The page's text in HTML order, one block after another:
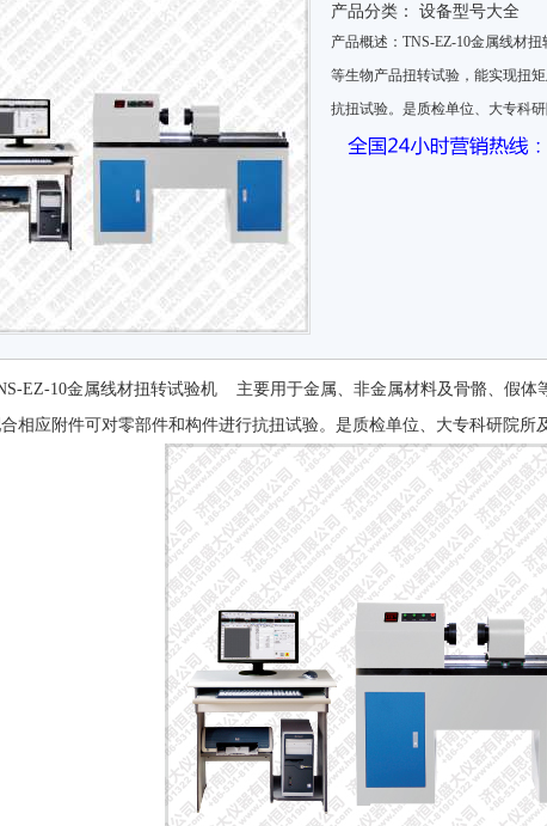
产品分类： 设备型号大全
产品概述：TNS-EZ-10金属线材
等生物产品扭转试验，能实现扭
抗扭试验。是质检单位、大专科
EZ-10金属线材扭转试验机 主要用于金属、非金属材料及骨骼、假体
相应附件可对零部件和构件进行抗扭试验。是质检单位、大专科研院所